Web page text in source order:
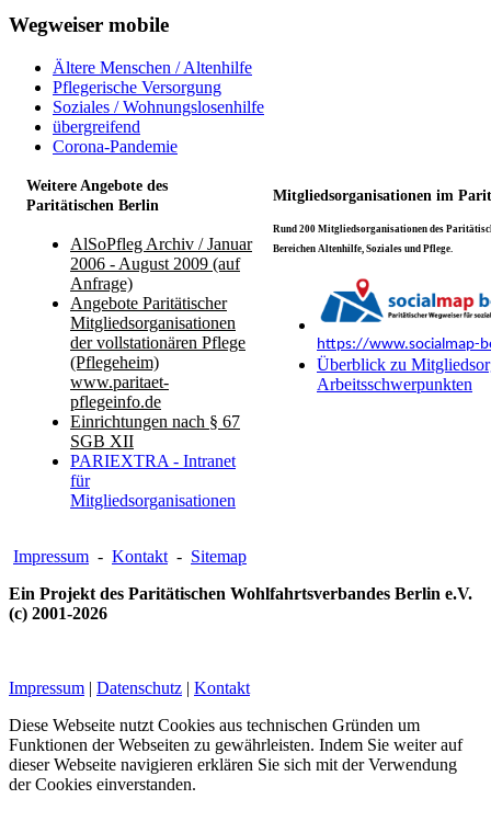
Wegweiser mobile
Ältere Menschen / Altenhilfe
Pflegerische Versorgung
Soziales / Wohnungslosenhilfe
übergreifend
Corona-Pandemie
Weitere Angebote des
Paritätischen Berlin
Mitgliedsorganisationen im
AlSoPfleg Archiv / Januar
2006 - August 2009 (auf
Anfrage)
Angebote Paritätischer
Mitgliedsorganisationen
der vollstationären Pflege
(Pflegeheim)
www.paritaet-
pflegeinfo.de
Einrichtungen nach § 67
SGB XII
PARIEXTRA - Intranet
für
Mitgliedsorganisationen
Rund 200 Mitgliedsorganisationen des
Bereichen Altenhilfe, Soziales und Pflege.
https://www.socialmap-
Überblick zu
Arbeitsschwerpunkten
Impressum - Kontakt - Sitemap
Ein Projekt des Paritätischen Wohlfahrtsverbandes Berlin e.V.
(c) 2001-2026
Impressum | Datenschutz | Kontakt
Diese Webseite nutzt Cookies aus technischen Gründen um
Funktionen der Webseiten zu gewährleisten. Indem Sie weiter auf
dieser Webseite navigieren erklären Sie sich mit der Verwendung
der Cookies einverstanden.